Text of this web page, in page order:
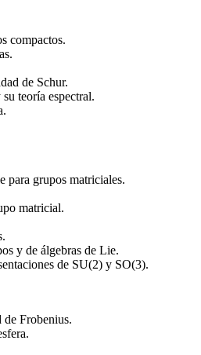
compactos.
de Schur.
teoría espectral.
para grupos matriciales.
matricial.
y de álgebras de Lie.
de SU(2) y SO(3).
Frobenius.